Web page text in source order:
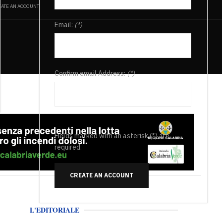
AN ACCOUNT
Email: (*)
Confirm email Address:(*)
Fields marked with an asterisk (*) are
required.
CREATE AN ACCOUNT
L'EDITORIALE